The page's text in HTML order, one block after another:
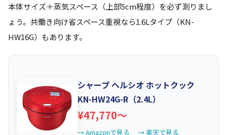
本体サイズ＋蒸気スペース（上部5cm程度）を必ず測りまし
ょう。共働き向け省スペース重視なら1.6Lタイプ（KN-
HW16G）もあります。
シャープ ヘルシオ ホットクック
KN-HW24G-R（2.4L）
¥47,770〜
→ Amazonで見る → 楽天で見る